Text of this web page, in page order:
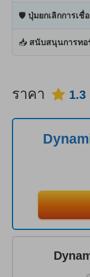
🛡 ปุ่มยกเลิกการเชื่
📥 สนับสนุนการทอ
ราคา 1.3